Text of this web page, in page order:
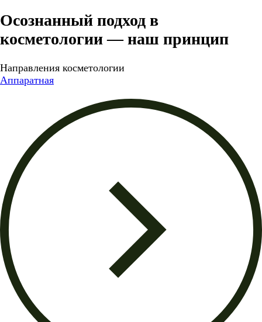
Осознанный подход в
косметологии — наш принцип
Направления косметологии
Аппаратная